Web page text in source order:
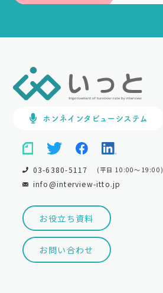
ホンネインタビューシステム
03-6380-5117 (平日 10:00～19:00)
info@interview-itto.jp
お役立ち資料
お問い合わせ